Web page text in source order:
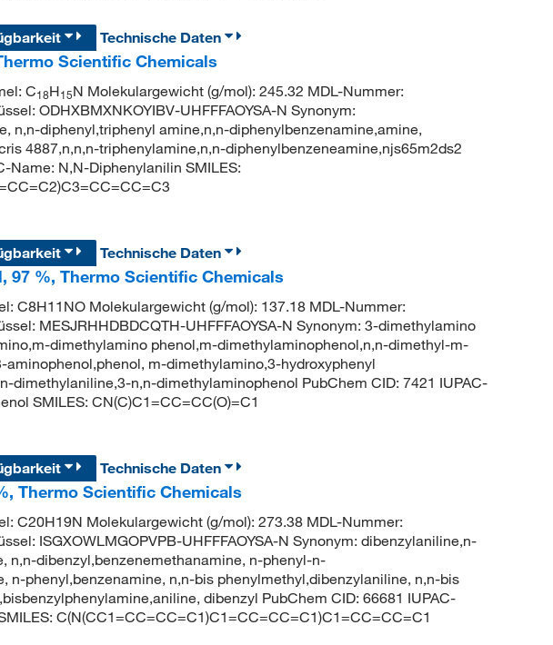
Technische Daten
Scientific Chemicals
C18H15N Molekulargewicht (g/mol): 245.32 MDL-Nummer:
ODHXBMXNKOYIBV-UHFFFAOYSA-N Synonym:
n,n-diphenyl,triphenyl amine,n,n-diphenylbenzenamine,amine,
4887,n,n,n-triphenylamine,n,n-diphenylbenzeneamine,njs65m2ds2
Name: N,N-Diphenylanilin SMILES:
Technische Daten
97 %, Thermo Scientific Chemicals
C8H11NO Molekulargewicht (g/mol): 137.18 MDL-Nummer:
MESJRHHDBDCQTH-UHFFFAOYSA-N Synonym: 3-dimethylamino
dimethylamino phenol,m-dimethylaminophenol,n,n-dimethyl-m-
m-dimethylamino,3-hydroxyphenyl
dimethylaniline,3-n,n-dimethylaminophenol PubChem CID: 7421 IUPAC-
SMILES: CN(C)C1=CC=CC(O)=C1
Technische Daten
Thermo Scientific Chemicals
C20H19N Molekulargewicht (g/mol): 273.38 MDL-Nummer:
ISGXOWLMGOPVPB-UHFFFAOYSA-N Synonym: dibenzylaniline,n-
n,n-dibenzyl,benzenemethanamine, n-phenyl-n-
n-phenyl,benzenamine, n,n-bis phenylmethyl,dibenzylaniline, n,n-bis
dibenzyl PubChem CID: 66681 IUPAC-
C(N(CC1=CC=CC=C1)C1=CC=CC=C1)C1=CC=CC=C1